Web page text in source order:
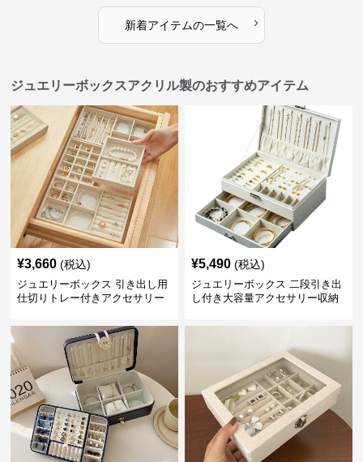
新着アイテムの一覧へ ›
ジュエリーボックスアクリル製のおすすめアイテム
¥3,660 (税込)
ジュエリーボックス 引き出し用
仕切りトレー付きアクセサリー
¥5,490 (税込)
ジュエリーボックス 二段引き出
し付き大容量アクセサリー収納